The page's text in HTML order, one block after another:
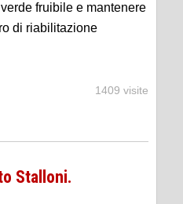
fruibile e mantenere
di riabilitazione
1409 visite
Stalloni.